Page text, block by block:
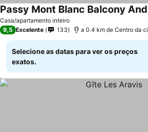
Casa/apartamento inteiro
Ver preços
9,5 Excelente 133 a 0.4 km de Centro da
Selecione as datas para ver os preços
exatos.